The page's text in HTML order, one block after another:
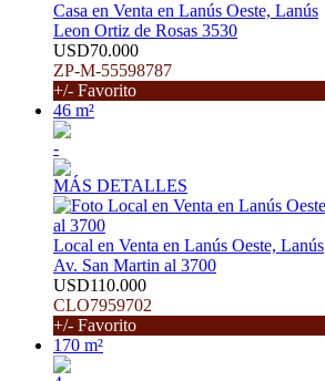
Casa en Venta en Lanús Oeste, Lanús
Leon Ortiz de Rosas 3530
USD70.000
ZP-M-55598787
+/- Favorito
46 m²
-
MÁS DETALLES
Local en Venta en Lanús Oeste, Lanús
Av. San Martin al 3700
USD110.000
CLO7959702
+/- Favorito
170 m²